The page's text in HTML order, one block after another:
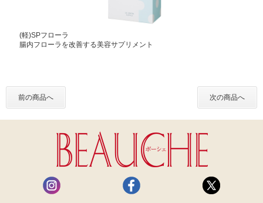
(軽)SPフローラ
腸内フローラを改善する美容サプリメント
前の商品へ 次の商品へ